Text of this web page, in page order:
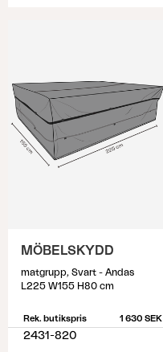
MÖBELSKYDD
matgrupp, Svart - Andas
L225 W155 H80 cm
Rek. butikspris 1 630 SEK
2431-820